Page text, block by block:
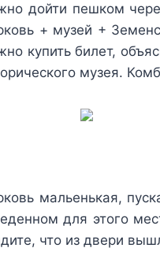
дойти пешком
+ музей +
купить билет,
музея.
мальенькая,
для этого
что из двери